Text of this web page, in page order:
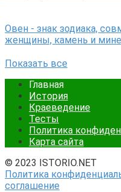
Овен - знак зодиака,
женщины, камень и
Показать все
Главная
История
Краеведение
Тесты
Политика
Карта сайта
© 2023 ISTORIO.NET
Политика
соглашение